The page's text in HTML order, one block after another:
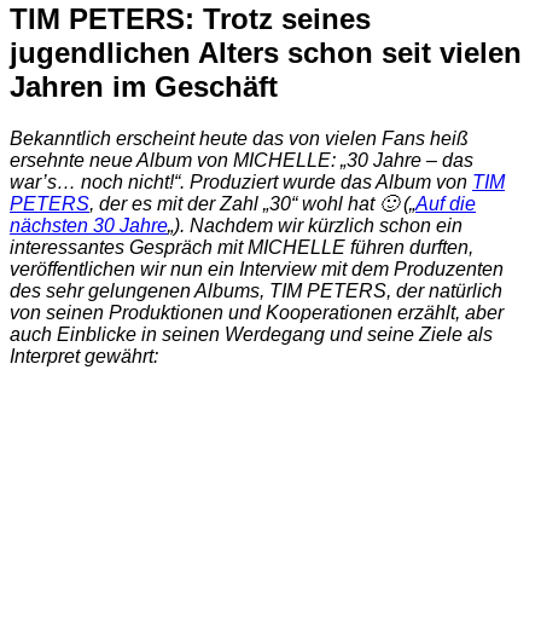
TIM PETERS: Trotz seines
jugendlichen Alters schon seit vielen
Jahren im Geschäft
Bekanntlich erscheint heute das von vielen Fans heiß
ersehnte neue Album von MICHELLE: „30 Jahre – das
war’s… noch nicht!“. Produziert wurde das Album von TIM
PETERS, der es mit der Zahl „30“ wohl hat 🙂 („Auf die
nächsten 30 Jahre„). Nachdem wir kürzlich schon ein
interessantes Gespräch mit MICHELLE führen durften,
veröffentlichen wir nun ein Interview mit dem Produzenten
des sehr gelungenen Albums, TIM PETERS, der natürlich
von seinen Produktionen und Kooperationen erzählt, aber
auch Einblicke in seinen Werdegang und seine Ziele als
Interpret gewährt: